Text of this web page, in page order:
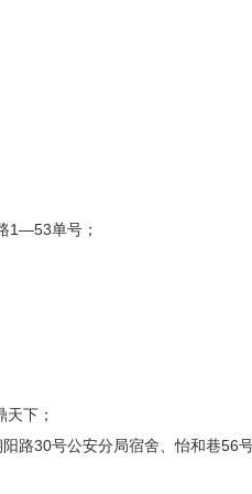
1—53单号；
下；
30号公安分局宿舍、怡和巷56号